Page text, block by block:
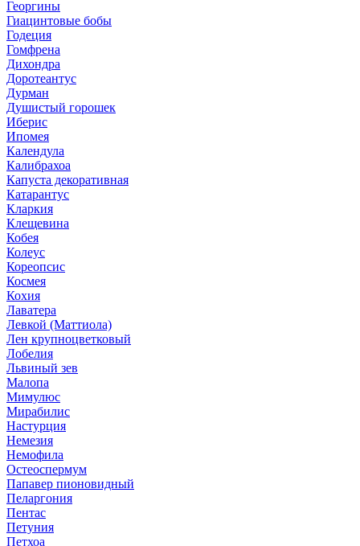
Георгины
Гиацинтовые бобы
Годеция
Гомфрена
Дихондра
Доротеантус
Дурман
Душистый горошек
Иберис
Ипомея
Календула
Калибрахоа
Капуста декоративная
Катарантус
Кларкия
Клещевина
Кобея
Колеус
Кореопсис
Космея
Кохия
Лаватера
Левкой (Маттиола)
Лен крупноцветковый
Лобелия
Львиный зев
Малопа
Мимулюс
Мирабилис
Настурция
Немезия
Немофила
Остеоспермум
Папавер пионовидный
Пеларгония
Пентас
Петуния
Петхоа